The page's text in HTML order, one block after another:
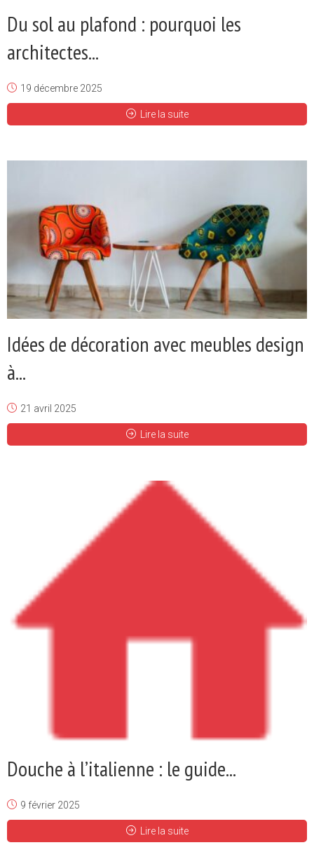
Du sol au plafond : pourquoi les
architectes...
19 décembre 2025
Lire la suite
Idées de décoration avec meubles design
à...
21 avril 2025
Lire la suite
Douche à l’italienne : le guide...
9 février 2025
Lire la suite